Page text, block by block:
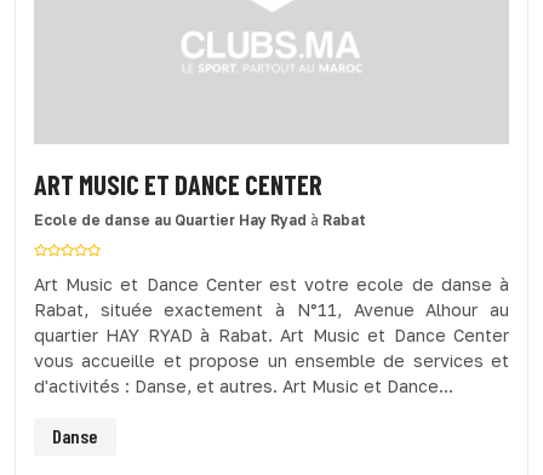
ART MUSIC ET DANCE CENTER
Ecole de danse au Quartier Hay Ryad à Rabat
Art Music et Dance Center est votre ecole de danse à
Rabat, située exactement à N°11, Avenue Alhour au
quartier HAY RYAD à Rabat. Art Music et Dance Center
vous accueille et propose un ensemble de services et
d'activités : Danse, et autres. Art Music et Dance...
Danse